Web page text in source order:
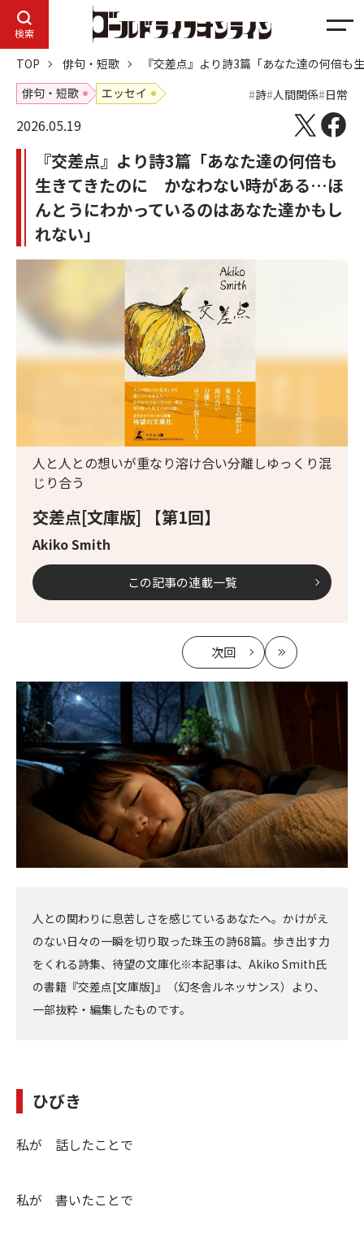
検索
メ
ニ
ュ
ー
TOP 俳句・短歌
『交差点』より詩3篇「あなた達の何倍
俳句・短歌
エッセイ 詩 人間関係 日常
2026.05.19
『交差点』より詩3篇「あなた達の何倍も
生きてきたのに かなわない時がある…ほ
んとうにわかっているのはあなた達かもし
れない」
交差点[文庫版] 【第1回】
Akiko Smith
人と人との想いが重なり溶け合い分離しゆっくり混
じり合う
この記事の連載一覧
次回
記
事
へ
最
新
人との関わりに息苦しさを感じているあなたへ。かけがえ
のない日々の一瞬を切り取った珠玉の詩68篇。歩き出す力
をくれる詩集、待望の文庫化※本記事は、Akiko Smith氏
の書籍『交差点[文庫版]』（幻冬舎ルネッサンス）より、
一部抜粋・編集したものです。
ひびき
私が 話したことで
私が 書いたことで